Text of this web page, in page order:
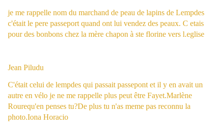
je me rappelle nom du marchand de peau de lapins de Lempdes
c'était le pere passeport quand ont lui vendez des peaux. C etais
pour des bonbons chez la mère chapon à ste florine vers l.eglise
Jean Piludu
C'était celui de lempdes qui passait passepont et il y en avait un
autre en vélo je ne me rappelle plus peut être Fayet.Marlène
Rourequ'en penses tu?De plus tu n'as meme pas reconnu la
photo.Iona Horacio